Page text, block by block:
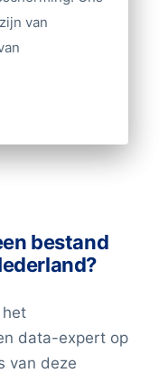
contact
zijn van
bestand
data-expert op
van deze